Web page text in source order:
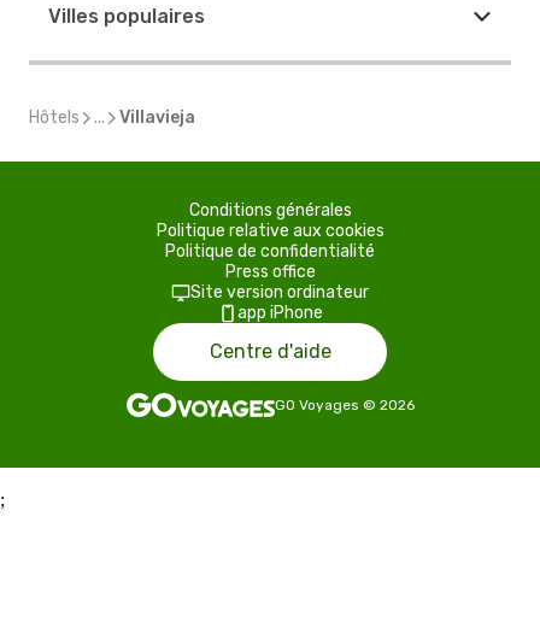
Villes populaires
Hôtels ... Villavieja
Conditions générales
Politique relative aux cookies
Politique de confidentialité
Press office
Site version ordinateur
app iPhone
Centre d'aide
GO Voyages © 2026
;